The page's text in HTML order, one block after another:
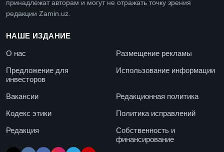
принадлежат авторам и могут не отражать точку зрения
редакции Zamin.uz.
НАШЕ ИЗДАНИЕ
О нас
Размещение рекламы
Предложение для
инвесторов
Использование информации
Вакансии
Редакционная политика
Кодекс этики
Политика исправлений
Редакция
Собственность и
финансирование